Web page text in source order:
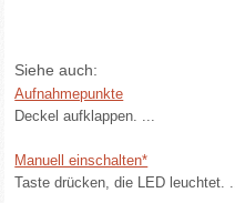
Siehe auch:
Aufnahmepunkte
Deckel aufklappen. ...
Manuell einschalten*
Taste drücken, die LED leuchtet.